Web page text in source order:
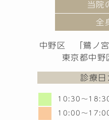
当院
全
中野区 「鷺ノ
東京都中
診療日
10:30〜
10:00〜